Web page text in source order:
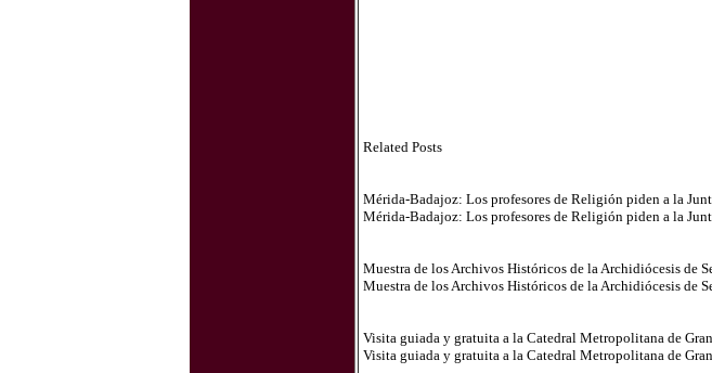
Related Posts
Mérida-Badajoz: Los profesores de Religión piden a la
Mérida-Badajoz: Los profesores de Religión piden a la
Muestra de los Archivos Históricos de la Archidiócesis de
Muestra de los Archivos Históricos de la Archidiócesis de
Visita guiada y gratuita a la Catedral Metropolitana de
Visita guiada y gratuita a la Catedral Metropolitana de